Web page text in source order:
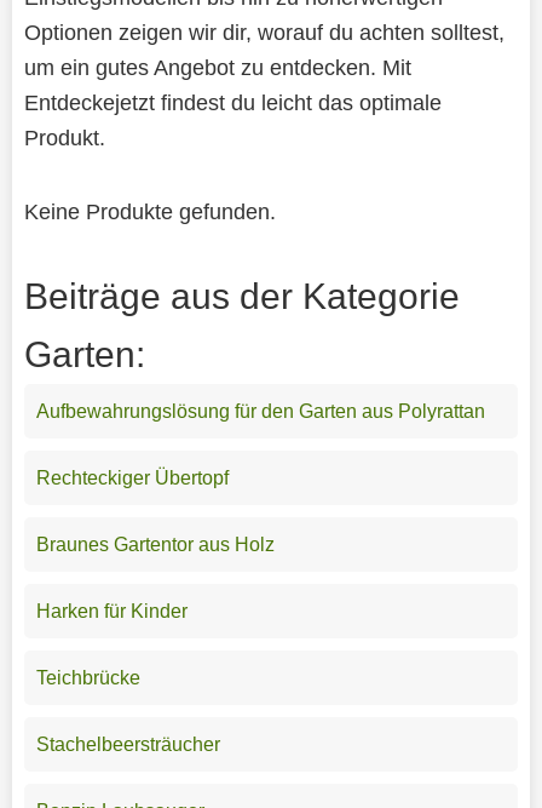
Optionen zeigen wir dir, worauf du achten solltest,
um ein gutes Angebot zu entdecken. Mit
Entdeckejetzt findest du leicht das optimale
Produkt.
Keine Produkte gefunden.
Beiträge aus der Kategorie
Garten:
Aufbewahrungslösung für den Garten aus Polyrattan
Rechteckiger Übertopf
Braunes Gartentor aus Holz
Harken für Kinder
Teichbrücke
Stachelbeersträucher